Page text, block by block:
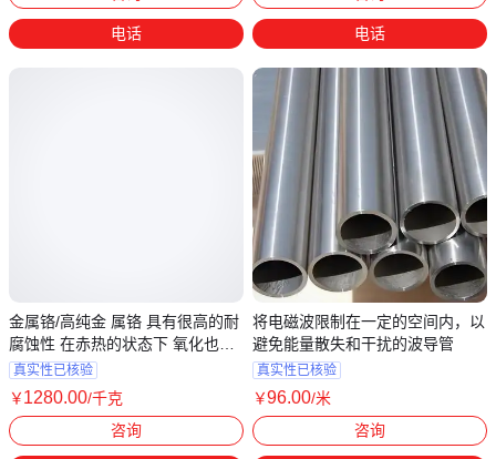
电话
金属铬/高纯金 属铬 具有很高的耐
腐蚀性 在赤热的状态下 氧化也很
慢
真实性已核验
￥1280.00/千克
咨询
电话
将电磁波限制在一定的空间内，以
避免能量散失和干扰的波导管
真实性已核验
￥96.00/米
咨询